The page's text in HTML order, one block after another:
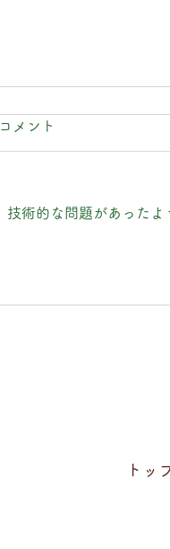
只今配布中!!
コメント
技術的な問題があったよ
トッ